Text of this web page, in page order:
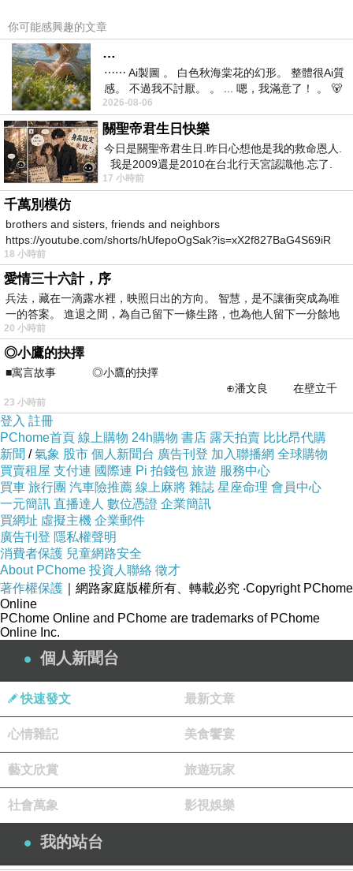
你可能感興趣的文章
…
⋯⋯ Ai製圖 。 白色秋海棠花的幻形。 整體很Ai質
感。 不過我不討厭。 。 ... 嗯，我滿意了！ 。 🐻
昨中
2026-08-06
關聖帝君生日快樂
今日是關聖帝君生日.昨日心想他是我的救命恩人.
我是2009還是2010在台北行天宮認識他.忘了.
一個奇摩交友的網友學
17 小時前
千萬別模仿
brothers and sisters, friends and neighbors
https://youtube.com/shorts/hUfepoOgSak?is=xX2f827BaG4S69iR
https
18 小時前
愛情三十六計，序
兵法，藏在一滴露水裡，映照日出的方向。 智慧，是不讓衝突成為唯
一的答案。 進退之間，為自己留下一條生路，也為他人留下一分餘地
20 小時前
◎小鷹的抉擇
■寓言故事 ◎小鷹的抉擇
⊕潘文良 在壁立千
仞的懸崖上，有一座遮天蔽
23 小時前
登入 註冊
PChome首頁 線上購物 24h購物 書店 露天拍賣 比比昂代購
新聞 /氣象 股市 個人新聞台 廣告刊登 加入聯播網 全球購物
買賣租屋 支付連 國際連 Pi 拍錢包 旅遊 服務中心
買車 旅行團 汽車險推薦 線上麻將 雜誌 星座命理 會員中心
一元簡訊 直播達人 數位憑證 企業簡訊
買網址 虛擬主機 企業郵件
廣告刊登 隱私權聲明
消費者保護 兒童網路安全
About PChome 投資人聯絡 徵才
著作權保護 ｜網路家庭版權所有、轉載必究 ‧Copyright PChome
Online
PChome Online and PChome are trademarks of PChome
Online Inc.
個人新聞台
快速發文 最新文章
心情雜記 美食饗宴
藝文欣賞 旅遊玩家
社會萬象 影視娛樂
我的站台